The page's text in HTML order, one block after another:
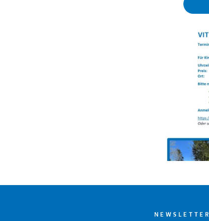
NEWSLETTER